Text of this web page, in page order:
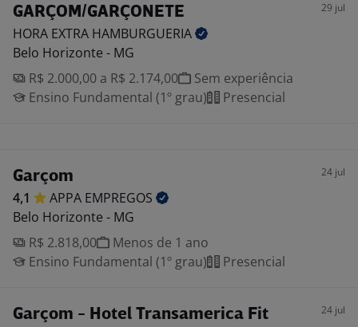
GARÇOM/GARÇONETE 29 jul
HORA EXTRA HAMBURGUERIA
Belo Horizonte - MG
R$ 2.000,00 a R$ 2.174,00
Sem experiência
Ensino Fundamental (1º grau)
Presencial
Garçom 24 jul
4,1 APPA EMPREGOS
Belo Horizonte - MG
R$ 2.818,00
Menos de 1 ano
Ensino Fundamental (1º grau)
Presencial
Garçom - Hotel Transamerica Fit
24 jul